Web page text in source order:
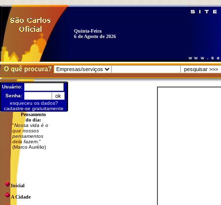
Quinta-Feira
6 de Agosto de 2026
O quê procura?
Usuário:
Senha:
esqueceu os dados?
cadastre-se gratuitamente
Pensamento
do dia:
"Nossa vida é o
que nossos
pensamentos
dela fazem. "
(Marco Aurélio)
Inicial
A Cidade